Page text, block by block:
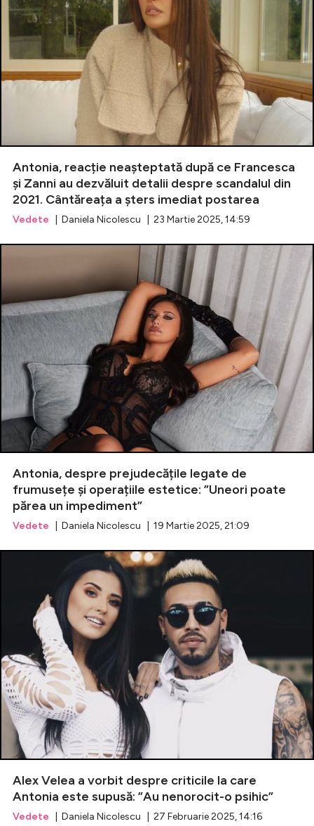
Antonia, reacție neașteptată după ce Francesca
și Zanni au dezvăluit detalii despre scandalul din
2021. Cântăreața a șters imediat postarea
Vedete | Daniela Nicolescu | 23 Martie 2025, 14:59
Antonia, despre prejudecățile legate de
frumusețe și operațiile estetice: ”Uneori poate
părea un impediment”
Vedete | Daniela Nicolescu | 19 Martie 2025, 21:09
Alex Velea a vorbit despre criticile la care
Antonia este supusă: ”Au nenorocit-o psihic”
Vedete | Daniela Nicolescu | 27 Februarie 2025, 14:16